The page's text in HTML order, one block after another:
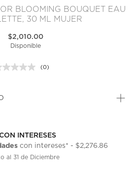
BLOOMING BOUQUET EAU
30 ML MUJER
$2,010.00
Disponible
Sin
(0)
INTERESES
con intereses* - $2,276.86
al 31 de Diciembre